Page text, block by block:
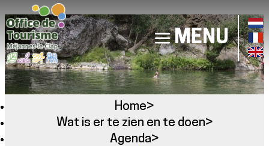
MENU
Home>
Wat is er te zien en te doen>
Agenda>